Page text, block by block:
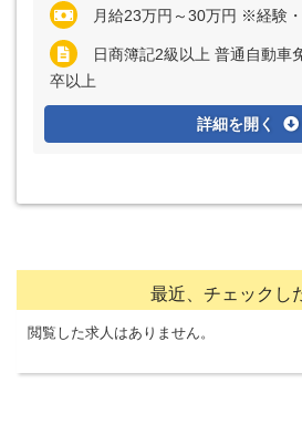
月給23万円～30万円 ※経験・能力など考慮の上、決定いたします ※上記に固定残業代（月30
日商簿記2級以上 普通自動車
卒以上
詳細を開く
最近、チェックし
閲覧した求人はありません。